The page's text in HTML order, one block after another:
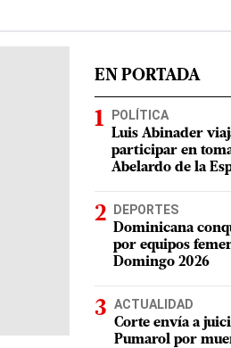
EN PORTADA
POLÍTICA
Luis Abinader
participar en
Abelardo de la
DEPORTES
Dominicana
por equipos
Domingo 2026
ACTUALIDAD
Corte envía a
Pumarol por